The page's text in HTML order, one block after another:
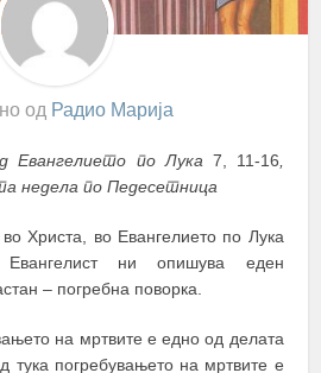
од Радио Марија
Евангелието по Лука 7, 11-16
недела по Педесетница
Христа, во Евангелието по Лука
ни опишува еден
– погребна поворка.
на мртвите е едно од делата
тука погребувањето на мртвите е